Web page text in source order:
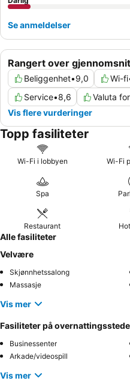
Rangert over
Beliggenhet•9,0 Wi-fi
Service•8,6 Valuta
Vis flere vurderinger
Se anmeldelser
Topp fasiliteter
Wi-Fi i lobbyen Wi-Fi
Spa
Restaurant
Alle fasiliteter
Velvære
Skjønnhetssalong
Massasje
Vis mer
Fasiliteter på
Businessenter
Arkade/videospill
Vis mer